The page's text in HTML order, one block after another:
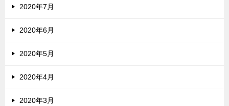
2020年7月
2020年6月
2020年5月
2020年4月
2020年3月